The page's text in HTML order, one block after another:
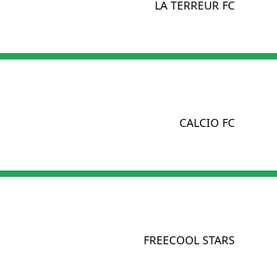
LA TERREUR FC
CALCIO FC
FREECOOL STARS